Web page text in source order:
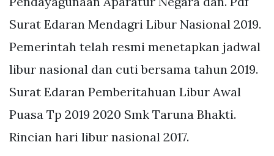
Surat Edaran Mendagri Libur Nasional 2019.
Pemerintah telah resmi menetapkan jadwal
libur nasional dan cuti bersama tahun 2019.
Surat Edaran Pemberitahuan Libur Awal
Puasa Tp 2019 2020 Smk Taruna Bhakti.
Rincian hari libur nasional 2017.